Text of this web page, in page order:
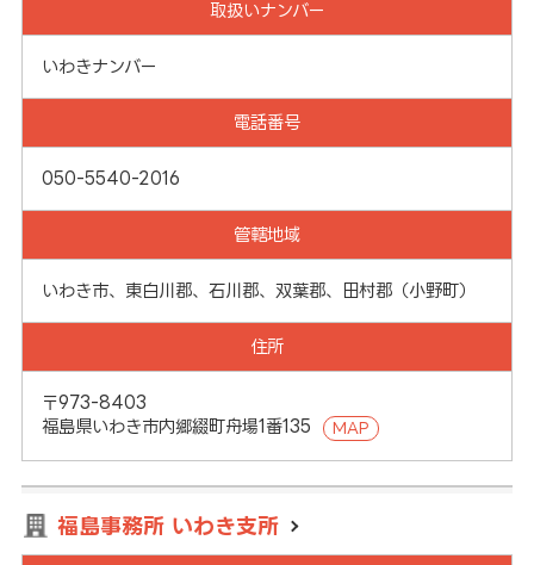
取扱いナンバー
いわきナンバー
電話番号
050-5540-2016
管轄地域
いわき市、東白川郡、石川郡、双葉郡、田村郡（小野町）
住所
〒973-8403
福島県いわき市内郷綴町舟場1番135
MAP
福島事務所 いわき支所